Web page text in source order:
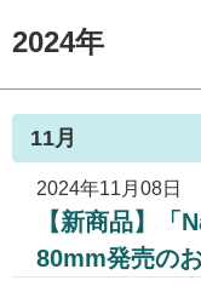
2024年
11月
2024年11月08日
【新商品】
80mm発売の